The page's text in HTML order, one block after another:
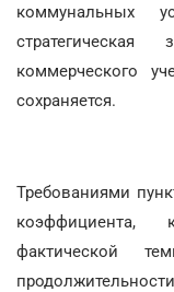
коммунальных
коммерческого
сохраняется.
Требованиями
коэффициента,
фактической